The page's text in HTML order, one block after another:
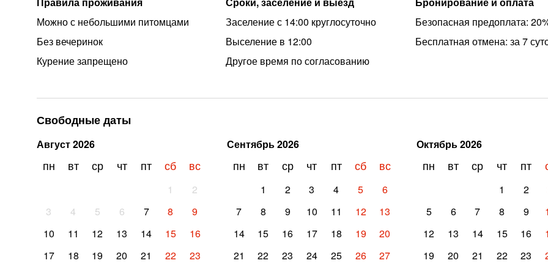
Можно с небольшими питомцами
Без вечеринок
Курение запрещено
Заселение с 14:00 круглосуточно
Выселение в 12:00
Другое время по согласованию
Безопасная предоплата:
Бесплатная отмена: за 7
Свободные даты
Август2026
пн вт ср чт пт сб вс
1
2
3
4 5 6 7 8
9
10
11 12 13 14 15
16
17
18 19 20 21 22
23
Сентябрь2026
пн вт ср чт пт сб вс
1 2 3 4 5
6
7
8 9 10 11 12
13
14
15 16 17 18 19
20
21
22 23 24 25 26
27
Октябрь2026
пн вт ср чт пт
1 2
5
6 7 8 9
12
13 14 15 16
19
20 21 22 23